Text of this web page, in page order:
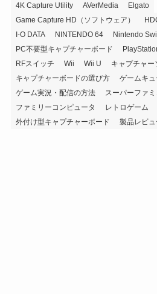
4K Capture Utility AVerMedia
Elgato
Game Capture HD（ソフトウェア）
I-O DATA
NINTENDO 64
Nintendo
PC不要型キャプチャーボード
RFスイッチ
Wii Wii U
キャプチャー
キャプチャーボードの選び方
ゲームキ
ゲーム実況・配信の方法
スーパーファ
ファミリーコンピュータ
レトロゲーム
外付け型キャプチャーボード
製品レビュ